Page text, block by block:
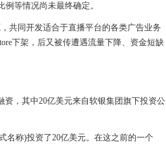
等情况尚未最终确定。
共同开发适合于直播平台的各类广告业务
下架，后又被传遭遇流量下降、资金短缺
，其中20亿美元来自软银集团旗下投资公
名称)投资了20亿美元。在这之前的一个